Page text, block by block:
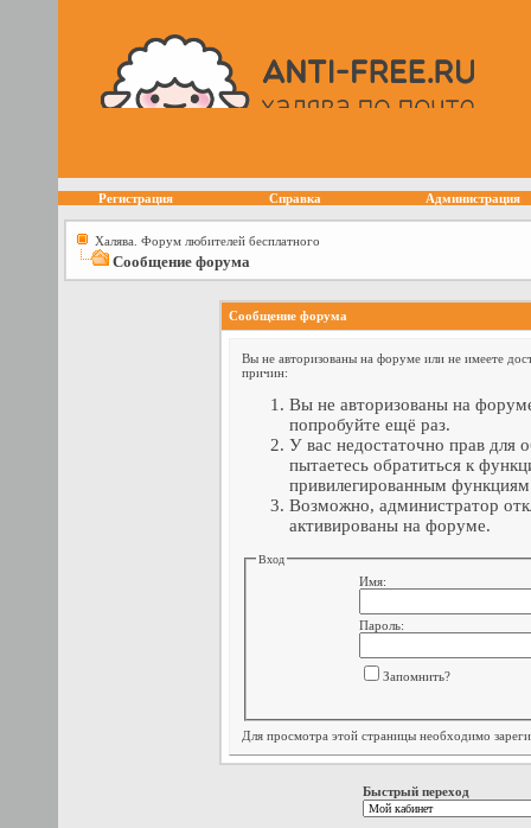
Регистрация Справка Администрация
Халява. Форум любителей бесплатного
Сообщение форума
Сообщение форума
Вы не авторизованы на форуме или не имеете
причин:
Вы не авторизованы на
попробуйте ещё раз.
У вас недостаточно прав для
пытаетесь обратиться к
привилегированным
Возможно, администратор
активированы на форуме.
Вход
Имя:
Пароль:
Запомнить?
Для просмотра этой страницы необходимо
Быстрый переход